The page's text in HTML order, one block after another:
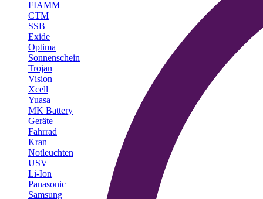
FIAMM
CTM
SSB
Exide
Optima
Sonnenschein
Trojan
Vision
Xcell
Yuasa
MK Battery
Geräte
Fahrrad
Kran
Notleuchten
USV
Li-Ion
Panasonic
Samsung